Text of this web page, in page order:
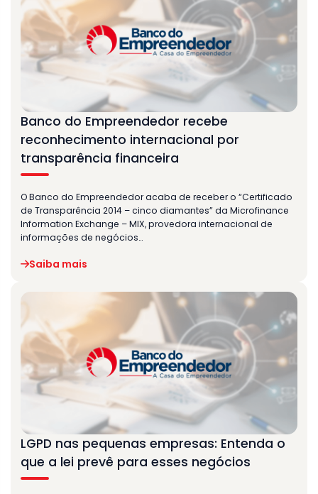
Banco do Empreendedor recebe
reconhecimento internacional por
transparência financeira
O Banco do Empreendedor acaba de receber o “Certificado
de Transparência 2014 – cinco diamantes” da Microfinance
Information Exchange – MIX, provedora internacional de
informações de negócios…
Saiba mais
LGPD nas pequenas empresas: Entenda o
que a lei prevê para esses negócios